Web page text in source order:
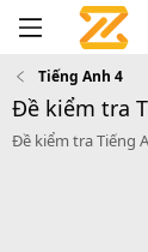
Tiếng Anh 4
Đề kiểm tra
Đề kiểm tra Tiếng